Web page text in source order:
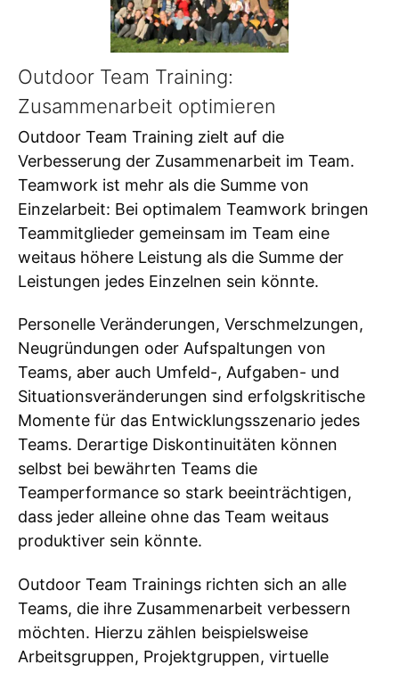
Outdoor Team Training:
Zusammenarbeit optimieren
Outdoor Team Training zielt auf die
Verbesserung der Zusammenarbeit im Team.
Teamwork ist mehr als die Summe von
Einzelarbeit: Bei optimalem Teamwork bringen
Teammitglieder gemeinsam im Team eine
weitaus höhere Leistung als die Summe der
Leistungen jedes Einzelnen sein könnte.
Personelle Veränderungen, Verschmelzungen,
Neugründungen oder Aufspaltungen von
Teams, aber auch Umfeld-, Aufgaben- und
Situationsveränderungen sind erfolgskritische
Momente für das Entwicklungsszenario jedes
Teams. Derartige Diskontinuitäten können
selbst bei bewährten Teams die
Teamperformance so stark beeinträchtigen,
dass jeder alleine ohne das Team weitaus
produktiver sein könnte.
Outdoor Team Trainings richten sich an alle
Teams, die ihre Zusammenarbeit verbessern
möchten. Hierzu zählen beispielsweise
Arbeitsgruppen, Projektgruppen, virtuelle